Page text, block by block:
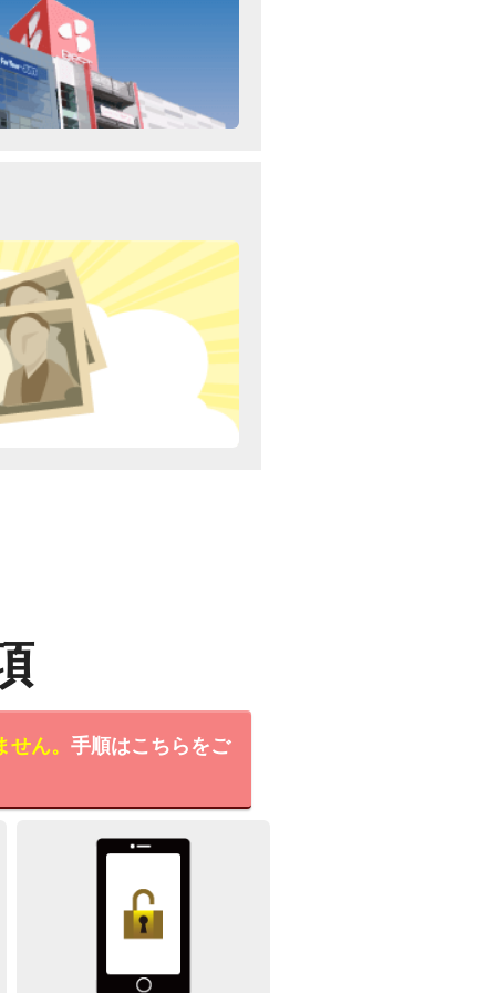
ん。 手順はこちらをご